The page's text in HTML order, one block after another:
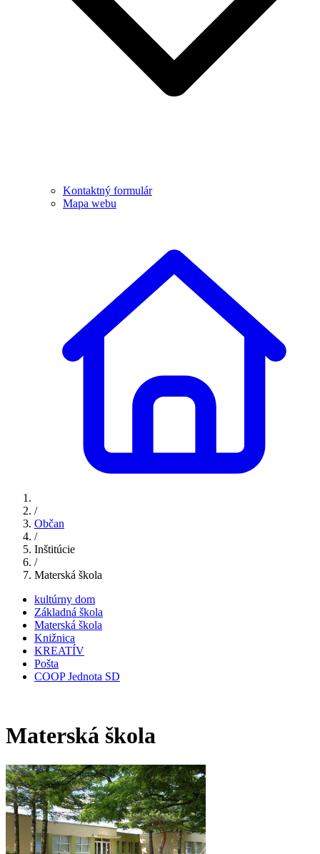
Kontaktný formulár
Mapa webu
/
Občan
/
Inštitúcie
/
Materská škola
kultúrny dom
Základná škola
Materská škola
Knižnica
KREATÍV
Pošta
COOP Jednota SD
Materská škola